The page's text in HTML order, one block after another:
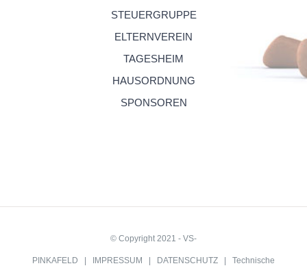
STEUERGRUPPE
ELTERNVEREIN
TAGESHEIM
HAUSORDNUNG
SPONSOREN
© Copyright 2021 - VS-
PINKAFELD | IMPRESSUM DATENSCHUTZ | Technische